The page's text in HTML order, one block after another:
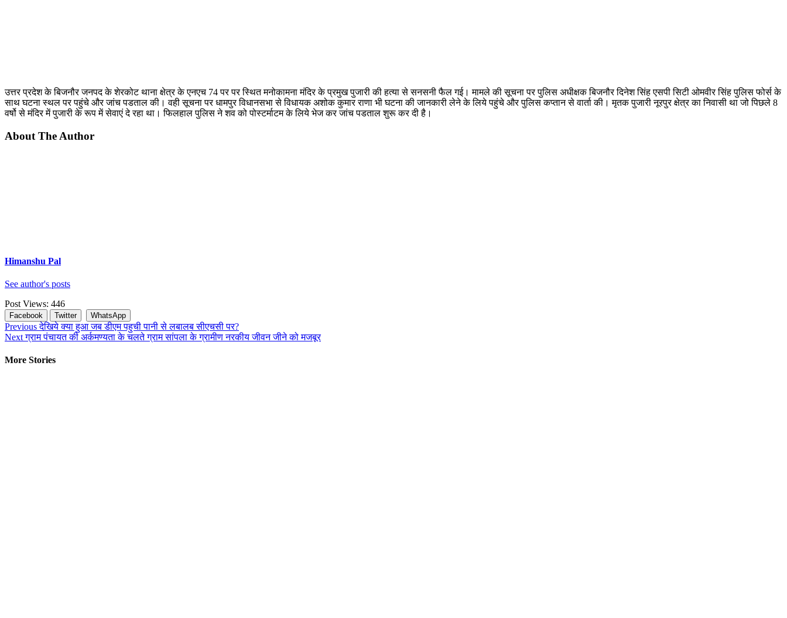
उत्तर प्रदेश के बिजनौर जनपद के शेरकोट थाना क्षेत्र के एनएच 74 पर पर स्थित मनोकामना मंदिर के प्रमुख पुजारी की हत्या से सनसनी फैल गई। मामले की सूचना पर पुलिस अधीक्षक बिजनौर दिनेश सिंह एसपी सिटी ओमवीर सिंह पुलिस फोर्स के
साथ घटना स्थल पर पहुंचे और जांच पडताल की। वही सूचना पर धामपुर विधानसभा से विधायक अशोक कुमार राणा भी घटना की जानकारी लेने के लिये पहुंचे और पुलिस कप्तान से वार्ता की। मृतक पुजारी नूरपुर क्षेत्र का निवासी था जो पिछले 8
वर्षो से मंदिर में पुजारी के रूप में सेवाएं दे रहा था। फिलहाल पुलिस ने शव को पोस्टर्माटम के लिये भेज कर जांच पडताल शुरू कर दी है।
About The Author
Himanshu Pal
See author's posts
Post Views: 446
Facebook Twitter WhatsApp
Continue
Reading
Previousदेखिये क्या हुआ जब डीएम पहुची पानी से लबालब सीएचसी पर?
Nextग्राम पंचायत की अर्कमण्यता के चलते ग्राम सांपला के ग्रामीण नरकीय जीवन जीने को मजबूर
More Stories